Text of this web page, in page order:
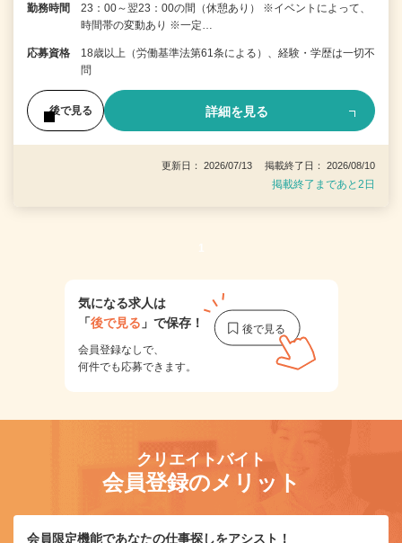
勤務時間
23：00～翌23：00の間（休憩あり） ※イベントによって、
時間帯の変動あり ※一定…
応募資格
18歳以上（労働基準法第61条による）、経験・学歴は一切不
問
後で見る 詳細を見る
更新日： 2026/07/13 掲載終了日： 2026/08/10
掲載終了まであと2日
1
気になる求人は
「後で見る 」で保存！
会員登録なしで、
何件でも応募できます。
クリエイトバイト
会員登録のメリット
会員限定機能であなたの仕事探しをアシスト！